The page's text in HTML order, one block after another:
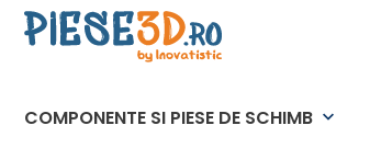
COMPONENTE SI PIESE DE SCHIMB keyboard_arrow_down